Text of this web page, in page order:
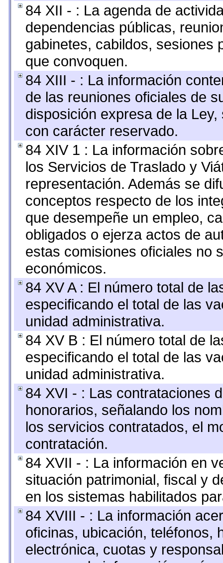
84 XII - : La agenda de
dependencias públicas,
gabinetes, cabildos, sesiones
que convoquen.
84 XIII - : La información
de las reuniones oficiales de
disposición expresa de la
con carácter reservado.
84 XIV 1 : La información
los Servicios de Traslado y
representación. Además se
conceptos respecto de los
que desempeñe un empleo,
obligados o ejerza actos de
estas comisiones oficiales no
económicos.
84 XV A : El número total de
especificando el total de las
unidad administrativa.
84 XV B : El número total de
especificando el total de las
unidad administrativa.
84 XVI - : Las contrataciones
honorarios, señalando los
los servicios contratados, el
contratación.
84 XVII - : La información en
situación patrimonial, fiscal y
en los sistemas habilitados
84 XVIII - : La información
oficinas, ubicación, teléfonos,
electrónica, cuotas y